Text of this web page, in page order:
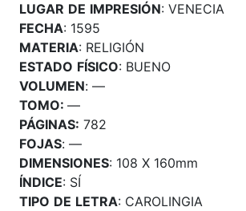
LUGAR DE IMPRESIÓN: VENECIA
FECHA: 1595
MATERIA: RELIGIÓN
ESTADO FÍSICO: BUENO
VOLUMEN: —
TOMO: —
PÁGINAS: 782
FOJAS: —
DIMENSIONES: 108 X 160mm
ÍNDICE: SÍ
TIPO DE LETRA: CAROLINGIA